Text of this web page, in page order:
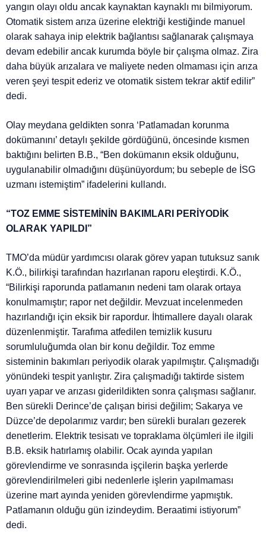
yangın olayı oldu ancak kaynaktan kaynaklı mı bilmiyorum.
Otomatik sistem arıza üzerine elektriği kestiğinde manuel
olarak sahaya inip elektrik bağlantısı sağlanarak çalışmaya
devam edebilir ancak kurumda böyle bir çalışma olmaz. Zira
daha büyük arızalara ve maliyete neden olmaması için arıza
veren şeyi tespit ederiz ve otomatik sistem tekrar aktif edilir”
dedi.
Olay meydana geldikten sonra ‘Patlamadan korunma
dokümanını’ detaylı şekilde gördüğünü, öncesinde kısmen
baktığını belirten B.B., “Ben dokümanın eksik olduğunu,
uygulanabilir olmadığını düşünüyordum; bu sebeple de İSG
uzmanı istemiştim” ifadelerini kullandı.
“TOZ EMME SİSTEMİNİN BAKIMLARI PERİYODİK
OLARAK YAPILDI”
TMO’da müdür yardımcısı olarak görev yapan tutuksuz sanık
K.Ö., bilirkişi tarafından hazırlanan raporu eleştirdi. K.Ö.,
“Bilirkişi raporunda patlamanın nedeni tam olarak ortaya
konulmamıştır; rapor net değildir. Mevzuat incelenmeden
hazırlandığı için eksik bir rapordur. İhtimallere dayalı olarak
düzenlenmiştir. Tarafıma atfedilen temizlik kusuru
sorumluluğumda olan bir konu değildir. Toz emme
sisteminin bakımları periyodik olarak yapılmıştır. Çalışmadığı
yönündeki tespit yanlıştır. Zira çalışmadığı taktirde sistem
uyarı yapar ve arızası giderildikten sonra çalışması sağlanır.
Ben sürekli Derince’de çalışan birisi değilim; Sakarya ve
Düzce’de depolarımız vardır; ben sürekli buraları gezerek
denetlerim. Elektrik tesisatı ve topraklama ölçümleri ile ilgili
B.B. eksik hatırlamış olabilir. Ocak ayında yapılan
görevlendirme ve sonrasında işçilerin başka yerlerde
görevlendirilmeleri gibi nedenlerle işlerin yapılmaması
üzerine mart ayında yeniden görevlendirme yapmıştık.
Patlamanın olduğu gün izindeydim. Beraatimi istiyorum”
dedi.